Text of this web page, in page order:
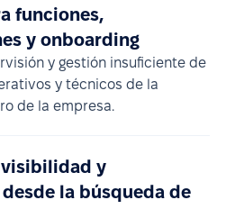
funciones,
y onboarding
y gestión insuficiente de
y técnicos de la
de la empresa.
visibilidad y
la búsqueda de